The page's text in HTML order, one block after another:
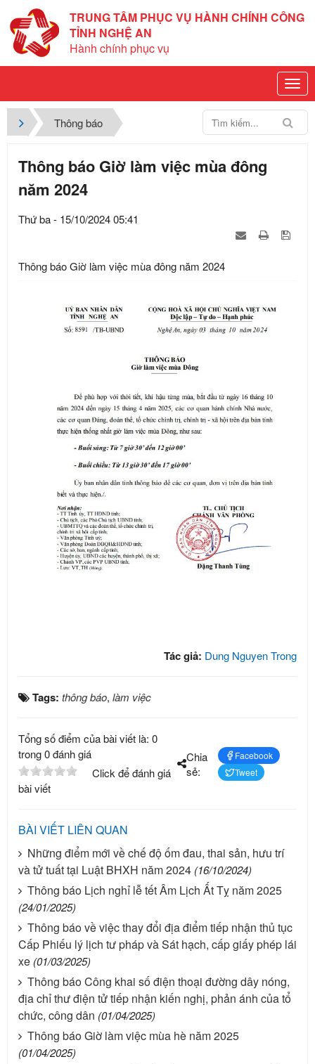
TRUNG TÂM PHỤC VỤ HÀNH CHÍNH CÔNG
TỈNH NGHỆ AN
Hành chính phục vụ
Thông báo
Thông báo Giờ làm việc mùa đông
năm 2024
Thứ ba - 15/10/2024 05:41
Thông báo Giờ làm việc mùa đông năm 2024
Tác giả: Dung Nguyen Trong
Tags: thông báo, làm việc
Tổng số điểm của bài viết là: 0
trong 0 đánh giá
Click để đánh giá
bài viết
Chia
sẻ:
Facebook
Tweet
BÀI VIẾT LIÊN QUAN
Những điểm mới về chế độ ốm đau, thai sản, hưu trí
và tử tuất tại Luật BHXH năm 2024 (16/10/2024)
Thông báo Lịch nghỉ lễ tết Âm Lịch Ất Tỵ năm 2025
(24/01/2025)
Thông báo về việc thay đổi địa điểm tiếp nhận thủ tục
Cấp Phiếu lý lịch tư pháp và Sát hạch, cấp giấy phép lái
xe (01/03/2025)
Thông báo Công khai số điện thoại đường dây nóng,
địa chỉ thư điện tử tiếp nhận kiến nghị, phản ánh của tổ
chức, công dân (01/04/2025)
Thông báo Giờ làm việc mùa hè năm 2025
(01/04/2025)